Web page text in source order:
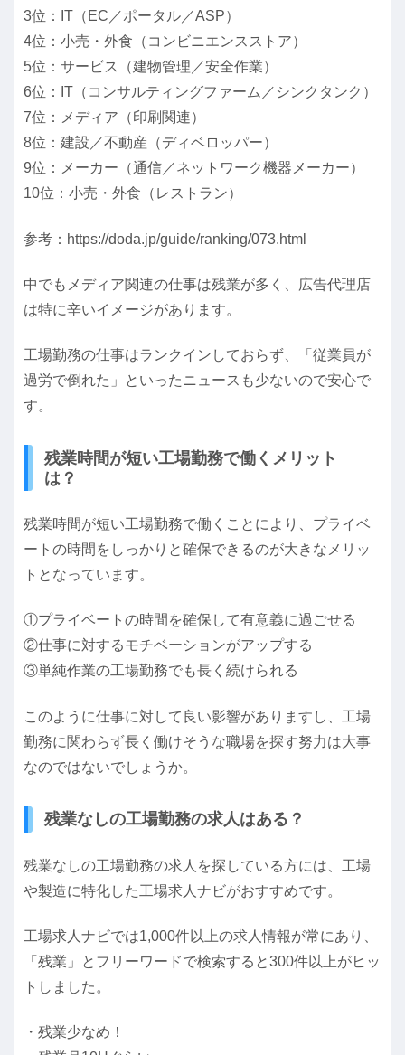
3位：IT（EC／ポータル／ASP）
4位：小売・外食（コンビニエンスストア）
5位：サービス（建物管理／安全作業）
6位：IT（コンサルティングファーム／シンクタンク）
7位：メディア（印刷関連）
8位：建設／不動産（ディベロッパー）
9位：メーカー（通信／ネットワーク機器メーカー）
10位：小売・外食（レストラン）
参考：https://doda.jp/guide/ranking/073.html
中でもメディア関連の仕事は残業が多く、広告代理店
は特に辛いイメージがあります。
工場勤務の仕事はランクインしておらず、「従業員が
過労で倒れた」といったニュースも少ないので安心で
す。
残業時間が短い工場勤務で働くメリット
は？
残業時間が短い工場勤務で働くことにより、プライベ
ートの時間をしっかりと確保できるのが大きなメリッ
トとなっています。
①プライベートの時間を確保して有意義に過ごせる
②仕事に対するモチベーションがアップする
③単純作業の工場勤務でも長く続けられる
このように仕事に対して良い影響がありますし、工場
勤務に関わらず長く働けそうな職場を探す努力は大事
なのではないでしょうか。
残業なしの工場勤務の求人はある？
残業なしの工場勤務の求人を探している方には、工場
や製造に特化した工場求人ナビがおすすめです。
工場求人ナビでは1,000件以上の求人情報が常にあり、
「残業」とフリーワードで検索すると300件以上がヒッ
トしました。
・残業少なめ！